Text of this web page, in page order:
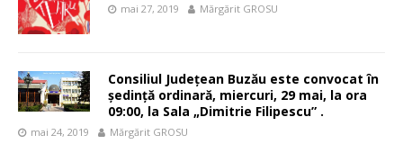
mai 27, 2019 Mărgărit GROSU
Consiliul Judeţean Buzău este convocat în
şedinţă ordinară, miercuri, 29 mai, la ora
09:00, la Sala „Dimitrie Filipescu” .
mai 24, 2019 Mărgărit GROSU